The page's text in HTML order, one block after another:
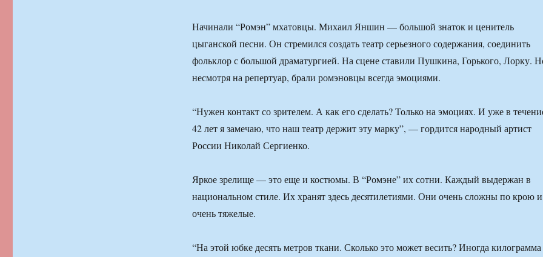
Начинали “Ромэн” мхатовцы. Михаил Яншин — большой знаток и ценитель
цыганской песни. Он стремился создать театр серьезного содержания, соединить
фольклор с большой драматургией. На сцене ставили Пушкина, Горького, Лорку.
несмотря на репертуар, брали ромэновцы всегда эмоциями.
“Нужен контакт со зрителем. А как его сделать? Только на эмоциях. И уже в
42 лет я замечаю, что наш театр держит эту марку”, — гордится народный артист
России Николай Сергиенко.
Яркое зрелище — это еще и костюмы. В “Ромэне” их сотни. Каждый выдержан в
национальном стиле. Их хранят здесь десятилетиями. Они очень сложны по крою и
очень тяжелые.
“На этой юбке десять метров ткани. Сколько это может весить? Иногда килограмма